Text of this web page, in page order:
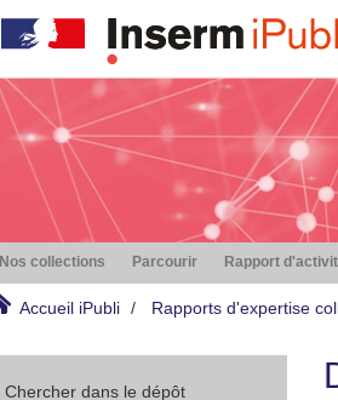
Nos collections Parcourir Rapport
Accueil iPubli Rapports d'expertise
Chercher dans le dépôt